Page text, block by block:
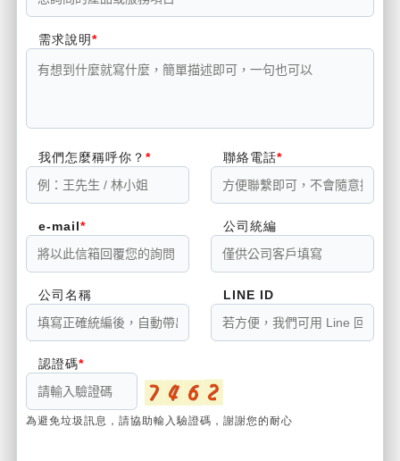
需求說明
我們怎麼稱呼你？ 聯絡電話
e-mail 公司統編
公司名稱 LINE ID
認證碼
為避免垃圾訊息，請協助輸入驗證碼，謝謝您的耐心